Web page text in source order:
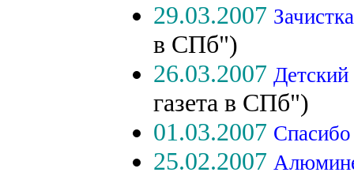
29.03.2007
в СПб")
26.03.2007 Детский
газета в СПб")
01.03.2007
25.02.2007